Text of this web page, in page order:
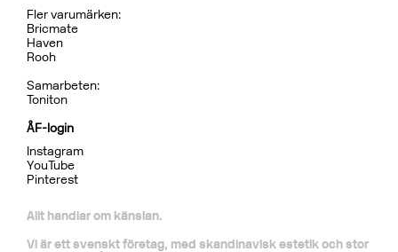
Fler varumärken:
Bricmate
Haven
Rooh
Samarbeten:
Toniton
ÅF-login
Allt handlar om känslan.
Vi är ett svenskt företag, med skandinavisk estetik och stor
Instagram
YouTube
Pinterest